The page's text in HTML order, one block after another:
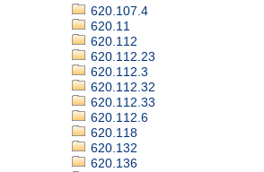
620.107.4
620.11
620.112
620.112.23
620.112.3
620.112.32
620.112.33
620.112.6
620.118
620.132
620.136